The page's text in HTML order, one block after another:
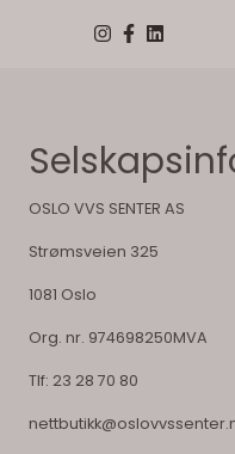
OSLO VVS SENTER AS
Strømsveien 325
1081 Oslo
Org. nr. 974698250MVA
Tlf: 23 28 70 80